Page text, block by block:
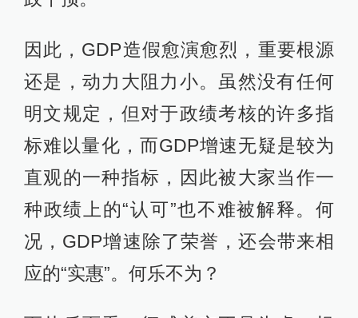
因此，GDP造假愈演愈烈，重要根源
还是，动力大阻力小。虽然没有任何
明文规定，但对于政绩考核的许多指
标难以量化，而GDP增速无疑是较为
直观的一种指标，因此被大家当作一
种政绩上的“认可”也不难被解释。何
况，GDP增速除了荣誉，还会带来相
应的“实惠”。何乐不为？